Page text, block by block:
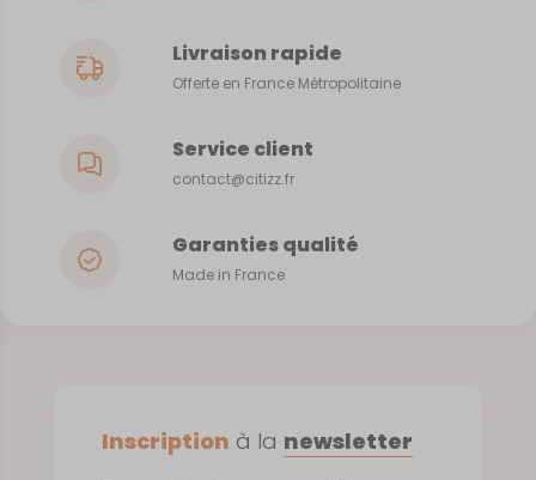
Livraison rapide
Offerte en France Métropolitaine
Service client
contact@citizz.fr
Garanties qualité
Made in France
Inscription à la newsletter